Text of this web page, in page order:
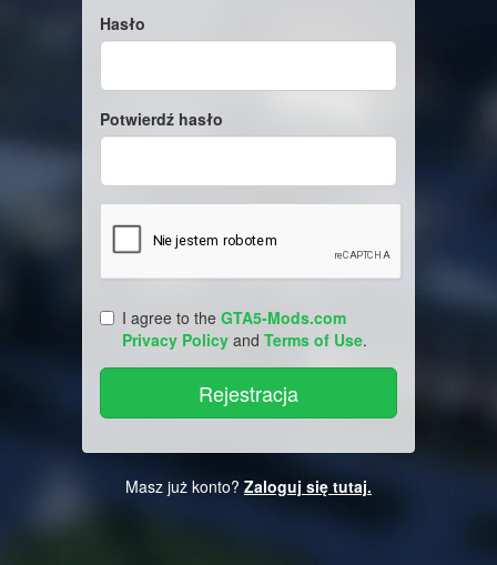
Hasło
Potwierdź hasło
I agree to the GTA5-Mods.com
Privacy Policy and Terms of Use.
Masz już konto? Zaloguj się tutaj.